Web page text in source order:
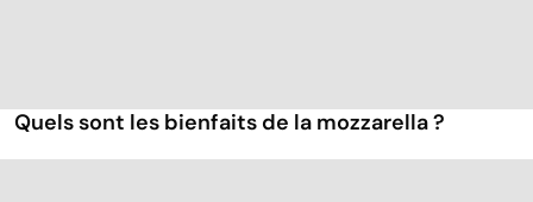
Quels sont les bienfaits de la mozzarella ?